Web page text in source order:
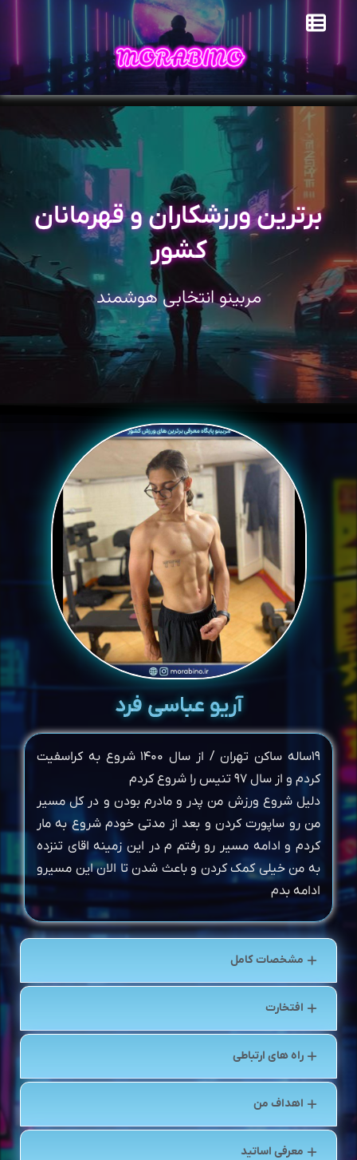
برترین ورزشکاران و قهرمانان
کشور
مربینو انتخابی هوشمند
آریو عباسی فرد
۱۹ساله ساکن تهران / از سال ۱۴۰۰ شروع به کراسفیت
کردم و از سال ۹۷ تنیس را شروع کردم
دلیل شروع ورزش من پدر و مادرم بودن و در کل مسیر
من رو ساپورت کردن و بعد از مدتی خودم شروع به مار
کردم و ادامه مسیر رو رفتم م در این زمینه اقای تنزده
به من خیلی کمک کردن و باعث شدن تا الان این مسیرو
ادامه بدم
مشخصات کامل
افتخارت
راه های ارتباطی
اهداف من
معرفی اساتید